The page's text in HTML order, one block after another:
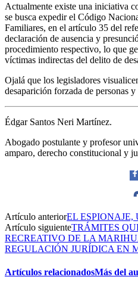
Actualmente existe una iniciativa
se busca expedir el Código
Familiares, en el artículo 35 del
declaración de ausencia y
procedimiento respectivo, lo que
víctimas indirectas del delito de
Ojalá que los legisladores
desaparición forzada de personas
Édgar Santos Neri Martínez.
Abogado postulante y profesor
amparo, derecho constitucional y
Artículo anteriorEL
Artículo siguienteTRÁMITES
RECREATIVO DE LA
REGULACIÓN JURÍDICA EN
Artículos relacionadosMás del